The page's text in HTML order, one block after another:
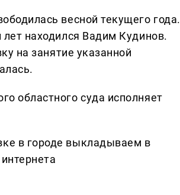
весной текущего года.
находился Вадим Кудинов.
на занятие указанной
областного суда исполняет
в городе выкладываем в